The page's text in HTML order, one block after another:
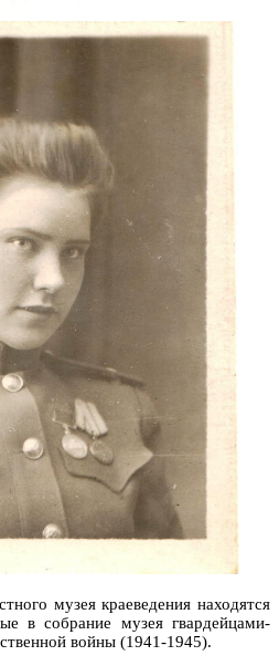
музея краеведения находятся
в собрание музея гвардейцами-
войны (1941-1945).